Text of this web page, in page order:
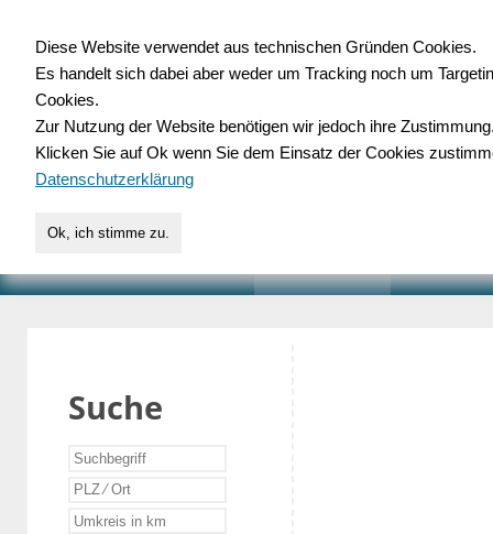
für Handwerk,
Suche
Diese Website verwendet aus technischen Gründen Cookies.
Es handelt sich dabei aber weder um Tracking noch um
Cookies.
Zur Nutzung der Website benötigen wir jedoch ihre
Klicken Sie auf Ok wenn Sie dem Einsatz der Cookies
Datenschutzerklärung
Ok, ich stimme zu.